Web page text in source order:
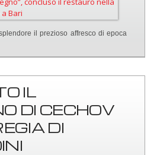
il prezioso affresco di epoca
IL
DI CECHOV
DI